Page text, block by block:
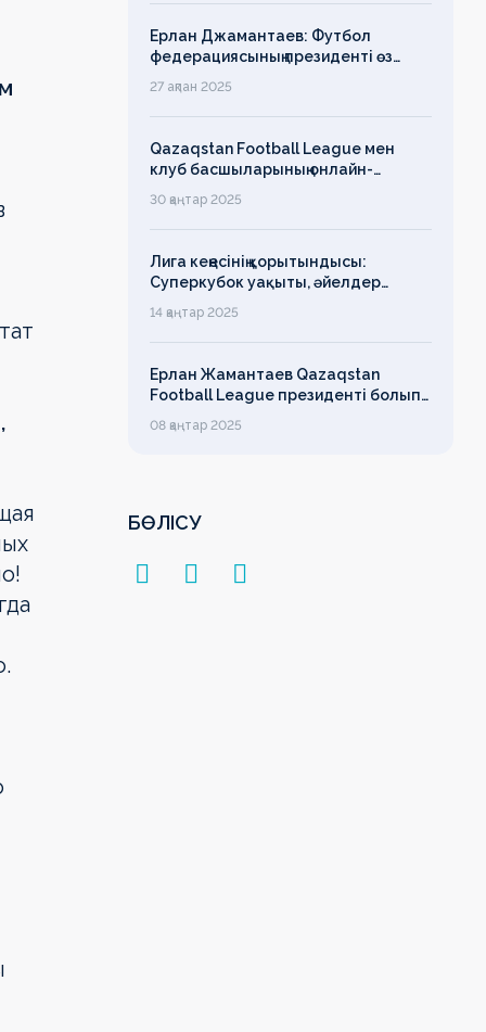
Ерлан Джамантаев: Футбол
федерациясының президенті өз
есімін қадірлейтінін айтқан еді,
алайда оның сөзі түкке тұрмайды!
27 ақпан 2025
Qazaqstan Football League мен
клуб басшыларының онлайн-
конференциясының қорытындысы
бойынша баспасөз-релизі
30 қаңтар 2025
Лига кеңесінің қорытындысы:
Суперкубок уақыты, әйелдер
футболының дамуы, легионерлерге
лимит
14 қаңтар 2025
Ерлан Жамантаев Qazaqstan
Football League президенті болып
сайланды
08 қаңтар 2025
БӨЛІСУ